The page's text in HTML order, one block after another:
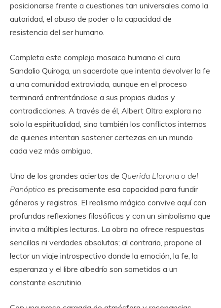
posicionarse frente a cuestiones tan universales como la
autoridad, el abuso de poder o la capacidad de
resistencia del ser humano.
Completa este complejo mosaico humano el cura
Sandalio Quiroga, un sacerdote que intenta devolver la fe
a una comunidad extraviada, aunque en el proceso
terminará enfrentándose a sus propias dudas y
contradicciones. A través de él, Albert Oltra explora no
solo la espiritualidad, sino también los conflictos internos
de quienes intentan sostener certezas en un mundo
cada vez más ambiguo.
Uno de los grandes aciertos de Querida Llorona o del
Panóptico es precisamente esa capacidad para fundir
géneros y registros. El realismo mágico convive aquí con
profundas reflexiones filosóficas y con un simbolismo que
invita a múltiples lecturas. La obra no ofrece respuestas
sencillas ni verdades absolutas; al contrario, propone al
lector un viaje introspectivo donde la emoción, la fe, la
esperanza y el libre albedrío son sometidos a un
constante escrutinio.